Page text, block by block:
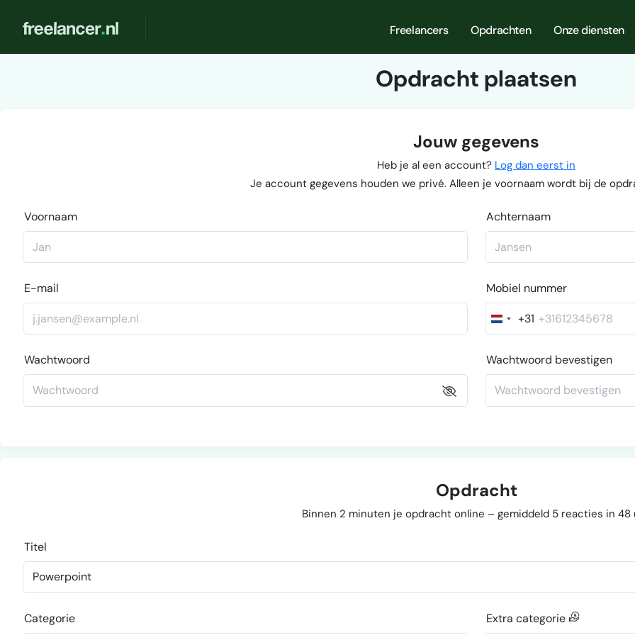
Freelancers Opdrachten Onze diensten
Opdracht plaatsen
Jouw gegevens
Heb je al een account? Log dan eerst in
Je account gegevens houden we privé. Alleen je voornaam wordt bij de
Voornaam Achternaam
E-mail Mobiel nummer
Nederland
+31
+31
Wachtwoord Wachtwoord bevestigen
Opdracht
Binnen 2 minuten je opdracht online – gemiddeld 5 reacties in 48
Titel
Categorie Extra categorie